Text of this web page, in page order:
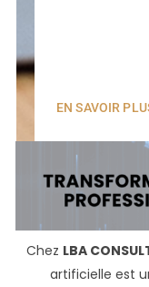
EN SAVOIR
Chez LBA
artificielle est